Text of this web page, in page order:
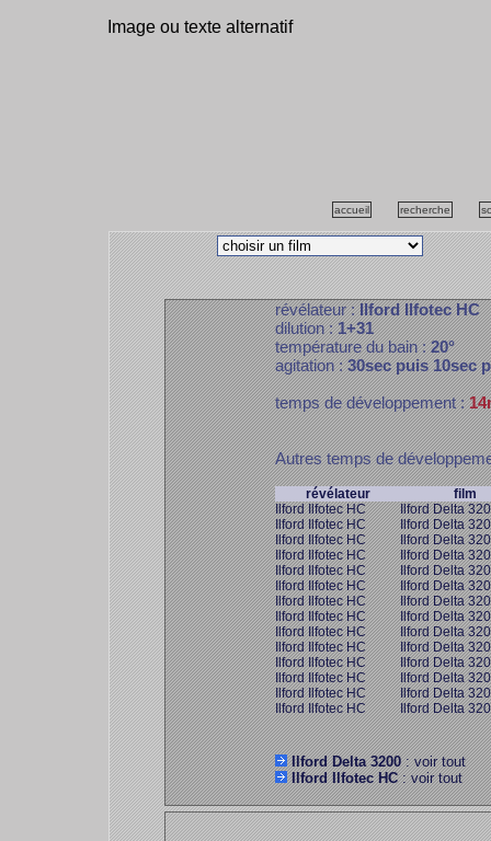
Image ou texte alternatif
accueil recherche
révélateur :Ilford Ilfotec HC
dilution :1+31
température du bain :20°
agitation :30sec puis 10sec
temps de développement :
Autres temps de
révélateur
film
Ilford Ilfotec HC
Ilford Delta
Ilford Ilfotec HC
Ilford Delta
Ilford Ilfotec HC
Ilford Delta
Ilford Ilfotec HC
Ilford Delta
Ilford Ilfotec HC
Ilford Delta
Ilford Ilfotec HC
Ilford Delta
Ilford Ilfotec HC
Ilford Delta
Ilford Ilfotec HC
Ilford Delta
Ilford Ilfotec HC
Ilford Delta
Ilford Ilfotec HC
Ilford Delta
Ilford Ilfotec HC
Ilford Delta
Ilford Ilfotec HC
Ilford Delta
Ilford Ilfotec HC
Ilford Delta
Ilford Ilfotec HC
Ilford Delta
Ilford Delta 3200: voir tout
Ilford Ilfotec HC: voir tout